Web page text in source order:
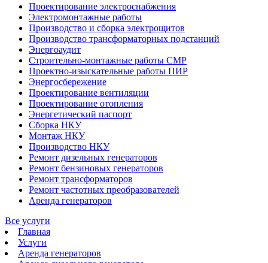
Проектирование электроснабжения
Электромонтажные работы
Производство и сборка электрощитов
Производство трансформаторных подстанций
Энергоаудит
Строительно-монтажные работы СМР
Проектно-изыскательные работы ПИР
Энергосбережение
Проектирование вентиляции
Проектирование отопления
Энергетический паспорт
Сборка НКУ
Монтаж НКУ
Производство НКУ
Ремонт дизельных генераторов
Ремонт бензиновых генераторов
Ремонт трансформаторов
Ремонт частотных преобразователей
Аренда генераторов
Все услуги
Главная
Услуги
Аренда генераторов